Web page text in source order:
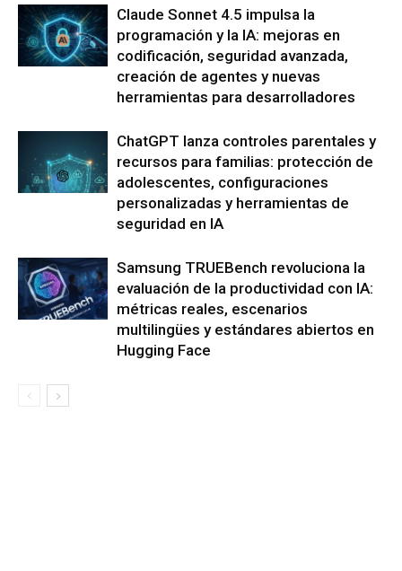
Claude Sonnet 4.5 impulsa la
programación y la IA: mejoras en
codificación, seguridad avanzada,
creación de agentes y nuevas
herramientas para desarrolladores
ChatGPT lanza controles parentales y
recursos para familias: protección de
adolescentes, configuraciones
personalizadas y herramientas de
seguridad en IA
Samsung TRUEBench revoluciona la
evaluación de la productividad con IA:
métricas reales, escenarios
multilingües y estándares abiertos en
Hugging Face